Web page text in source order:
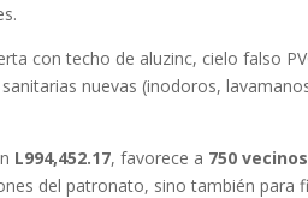
con techo de aluzinc, cielo falso
nuevas (inodoros,
L994,452.17, favorece a 750 vecinos
del patronato, sino también para